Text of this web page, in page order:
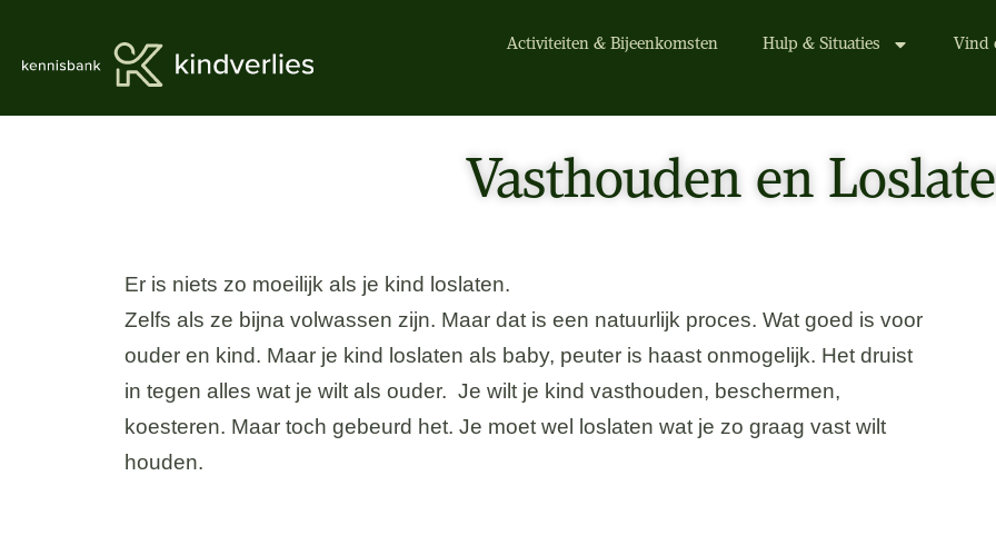
Activiteiten & Bijeenkomsten Hulp & Situaties Vind
Vasthouden en
Er is niets zo moeilijk als je kind loslaten.
Zelfs als ze bijna volwassen zijn. Maar dat is een natuurlijk proces. Wat goed is voor
ouder en kind. Maar je kind loslaten als baby, peuter is haast onmogelijk. Het druist
in tegen alles wat je wilt als ouder. Je wilt je kind vasthouden, beschermen,
koesteren. Maar toch gebeurd het. Je moet wel loslaten wat je zo graag vast wilt
houden.